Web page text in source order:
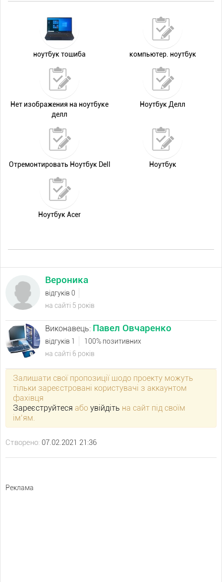
ноутбук тошиба компьютер. ноутбук
Нет изображения на ноутбуке
делл
Ноутбук Делл
Отремонтировать Ноутбук Dell Ноутбук
Ноутбук Acer
Вероника
відгуків 0
на сайті 5 років
Виконавець: Павел Овчаренко
відгуків 1
100% позитивних
на сайті 6 років
Залишати свої пропозиції щодо проекту можуть
тільки зареєстровані користувачі з аккаунтом
фахівця
Зареєструйтеся або увійдіть на сайт під своїм
ім’ям.
Створено: 07.02.2021 21:36
Реклама